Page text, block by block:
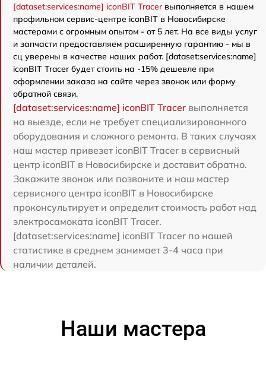
[dataset:services:name] iconBIT Tracerвыполняется в нашем
профильном сервис-центре iconBIT в Новосибирске
мастерами с огромным опытом - от 5 лет. На все виды услуг
и запчасти предоставляем расширенную гарантию - мы в
сц уверены в качестве наших работ. [dataset:services:name]
iconBIT Tracer будет стоить на -15% дешевле при
оформлении заказа на сайте через звонок или форму
обратной связи.
[dataset:services:name] iconBIT Tracer выполняется
на выезде, если не требует специализированного
оборудования и сложного ремонта. В таких случаях
наш мастер привезет iconBIT Tracer в сервисный
центр iconBIT в Новосибирске и доставит обратно.
Закажите звонок или позвоните и наш мастер
сервисного центра iconBIT в Новосибирске
проконсультирует и определит стоимость работ над
электросамоката iconBIT Tracer.
[dataset:services:name] iconBIT Tracer по нашей
статистике в среднем занимает 3-4 часа при
наличии деталей.
Наши мастера